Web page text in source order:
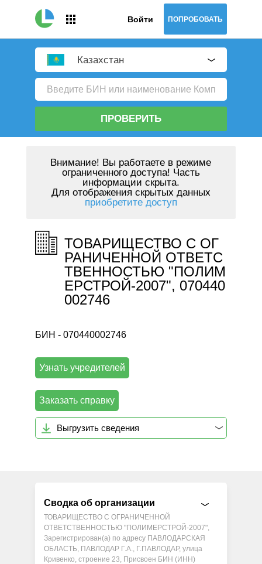
Войти ПОПРОБОВАТЬ
Казахстан
ПРОВЕРИТЬ
Внимание! Вы работаете в режиме
ограниченного доступа! Часть
информации скрыта.
Для отображения скрытых данных
приобретите доступ
ТОВАРИЩЕСТВО С ОГ
РАНИЧЕННОЙ ОТВЕТС
ТВЕННОСТЬЮ "ПОЛИМ
ЕРСТРОЙ-2007", 070440
002746
БИН - 070440002746
Узнать учредителей
Заказать справку
Выгрузить сведения
Сводка об организации
ТОВАРИЩЕСТВО С ОГРАНИЧЕННОЙ
ОТВЕТСТВЕННОСТЬЮ "ПОЛИМЕРСТРОЙ-2007",
Зарегистрирован(а) по адресу ПАВЛОДАРСКАЯ
ОБЛАСТЬ, ПАВЛОДАР Г.А., Г.ПАВЛОДАР, улица
Кривенко, строение 23, Присвоен БИН (ИНН)